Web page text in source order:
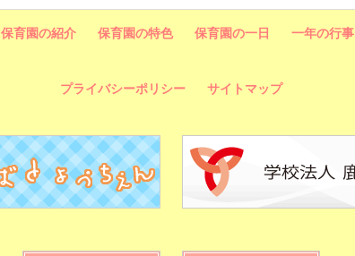
保育園の紹介 保育園の特色 保育園の一日 一年の行事
プライバシーポリシー サイトマップ